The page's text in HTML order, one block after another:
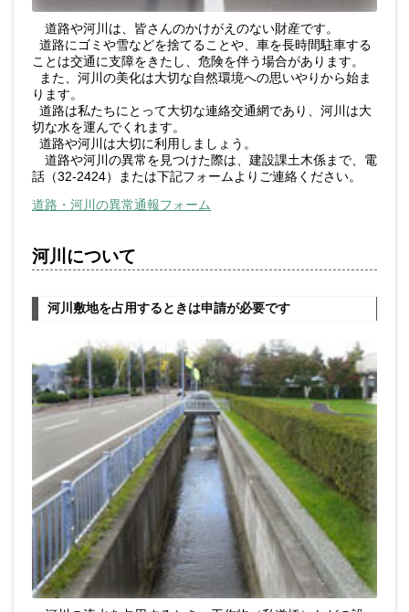
道路や河川は、皆さんのかけがえのない財産です。
道路にゴミや雪などを捨てることや、車を長時間駐車する
ことは交通に支障をきたし、危険を伴う場合があります。
また、河川の美化は大切な自然環境への思いやりから始ま
ります。
道路は私たちにとって大切な連絡交通網であり、河川は大
切な水を運んでくれます。
道路や河川は大切に利用しましょう。
道路や河川の異常を見つけた際は、建設課土木係まで、電
話（32-2424）または下記フォームよりご連絡ください。
道路・河川の異常通報フォーム
河川について
河川敷地を占用するときは申請が必要です